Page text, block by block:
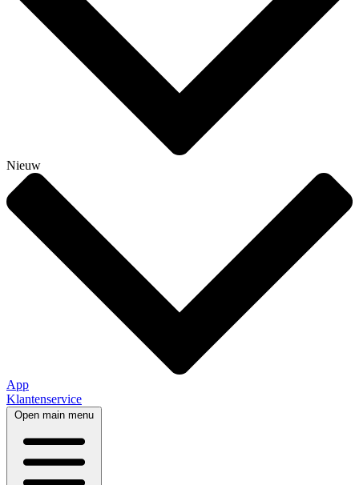
Nieuw
App
Klantenservice
Open main menu